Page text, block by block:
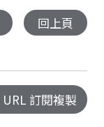
回上頁
訂閱複製